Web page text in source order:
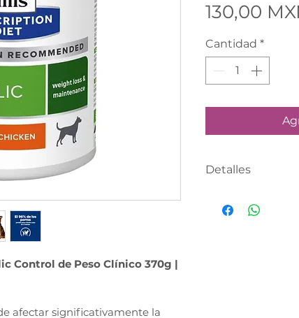
Control de Peso Clínico 370g |
afectar significativamente la
130,00
Cantidad *
Detalles
DÍA HABÍL